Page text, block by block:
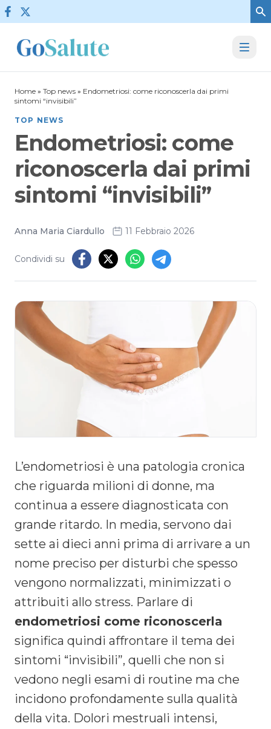
Vai al contenuto
Home » Top news » Endometriosi: come riconoscerla dai primi
sintomi “invisibili”
TOP NEWS
Endometriosi: come
riconoscerla dai primi
sintomi “invisibili”
Anna Maria Ciardullo 11 Febbraio 2026
Condividi su
L’endometriosi è una patologia cronica
che riguarda milioni di donne, ma
continua a essere diagnosticata con
grande ritardo. In media, servono dai
sette ai dieci anni prima di arrivare a un
nome preciso per disturbi che spesso
vengono normalizzati, minimizzati o
attribuiti allo stress. Parlare di
endometriosi come riconoscerla
significa quindi affrontare il tema dei
sintomi “invisibili”, quelli che non si
vedono negli esami di routine ma che
incidono profondamente sulla qualità
della vita. Dolori mestruali intensi,